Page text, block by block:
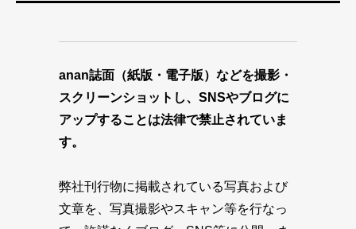
anan誌面（紙版・電子版）などを撮影・
スクリーンショットし、SNSやブログに
アップすることは法律で禁止されていま
す。
弊社刊行物に掲載されている写真および
文章を、写真撮影やスキャン等を行なっ